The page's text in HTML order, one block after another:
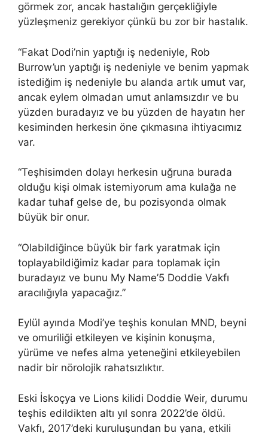
görmek zor, ancak hastalığın gerçekliğiyle
yüzleşmeniz gerekiyor çünkü bu zor bir hastalık.
“Fakat Dodi’nin yaptığı iş nedeniyle, Rob
Burrow’un yaptığı iş nedeniyle ve benim yapmak
istediğim iş nedeniyle bu alanda artık umut var,
ancak eylem olmadan umut anlamsızdır ve bu
yüzden buradayız ve bu yüzden de hayatın her
kesiminden herkesin öne çıkmasına ihtiyacımız
var.
“Teşhisimden dolayı herkesin uğruna burada
olduğu kişi olmak istemiyorum ama kulağa ne
kadar tuhaf gelse de, bu pozisyonda olmak
büyük bir onur.
“Olabildiğince büyük bir fark yaratmak için
toplayabildiğimiz kadar para toplamak için
buradayız ve bunu My Name’5 Doddie Vakfı
aracılığıyla yapacağız.”
Eylül ayında Modi’ye teşhis konulan MND, beyni
ve omuriliği etkileyen ve kişinin konuşma,
yürüme ve nefes alma yeteneğini etkileyebilen
nadir bir nörolojik rahatsızlıktır.
Eski İskoçya ve Lions kilidi Doddie Weir, durumu
teşhis edildikten altı yıl sonra 2022’de öldü.
Vakfı, 2017’deki kuruluşundan bu yana, etkili